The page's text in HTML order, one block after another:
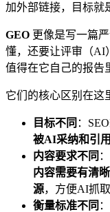
加外部链接，目标就
GEO 更像是写一篇
懂，还要让评审（AI
值得在它自己的报告
它们的核心区别在这
目标不同 ：
被AI采纳和引用
内容要求不同
内容需要有清
源，方便AI抓取
衡量标准不同